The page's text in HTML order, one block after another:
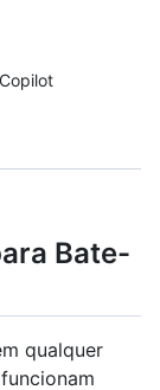
Bate-
qualquer